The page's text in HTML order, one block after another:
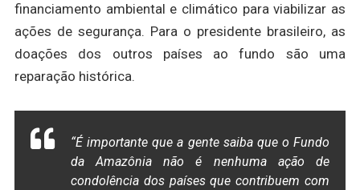
financiamento ambiental e climático para viabilizar as
ações de segurança. Para o presidente brasileiro, as
doações dos outros países ao fundo são uma
reparação histórica.
“É importante que a gente saiba que o Fundo
da Amazônia não é nenhuma ação de
condolência dos países que contribuem com